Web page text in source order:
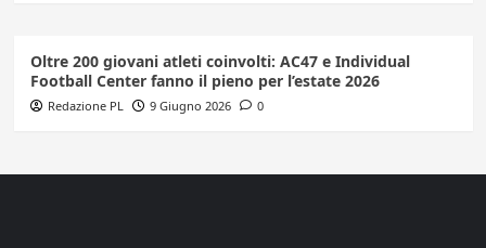
Oltre 200 giovani atleti coinvolti: AC47 e Individual
Football Center fanno il pieno per l’estate 2026
Redazione PL 9 Giugno 2026 0